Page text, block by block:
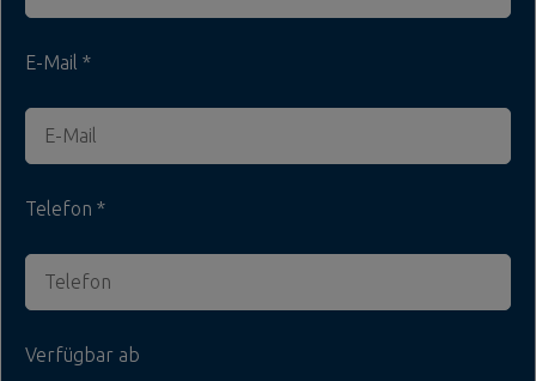
E-Mail
Telefon
Verfügbar ab